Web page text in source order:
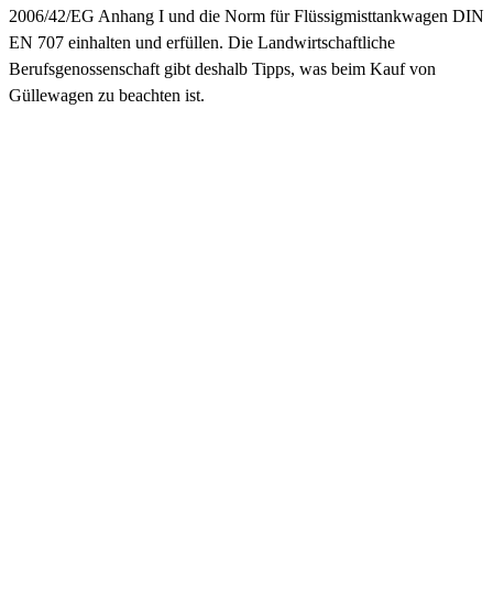
2006/42/EG Anhang I und die Norm für Flüssigmisttankwagen DIN
EN 707 einhalten und erfüllen. Die Landwirtschaftliche
Berufsgenossenschaft gibt deshalb Tipps, was beim Kauf von
Güllewagen zu beachten ist.